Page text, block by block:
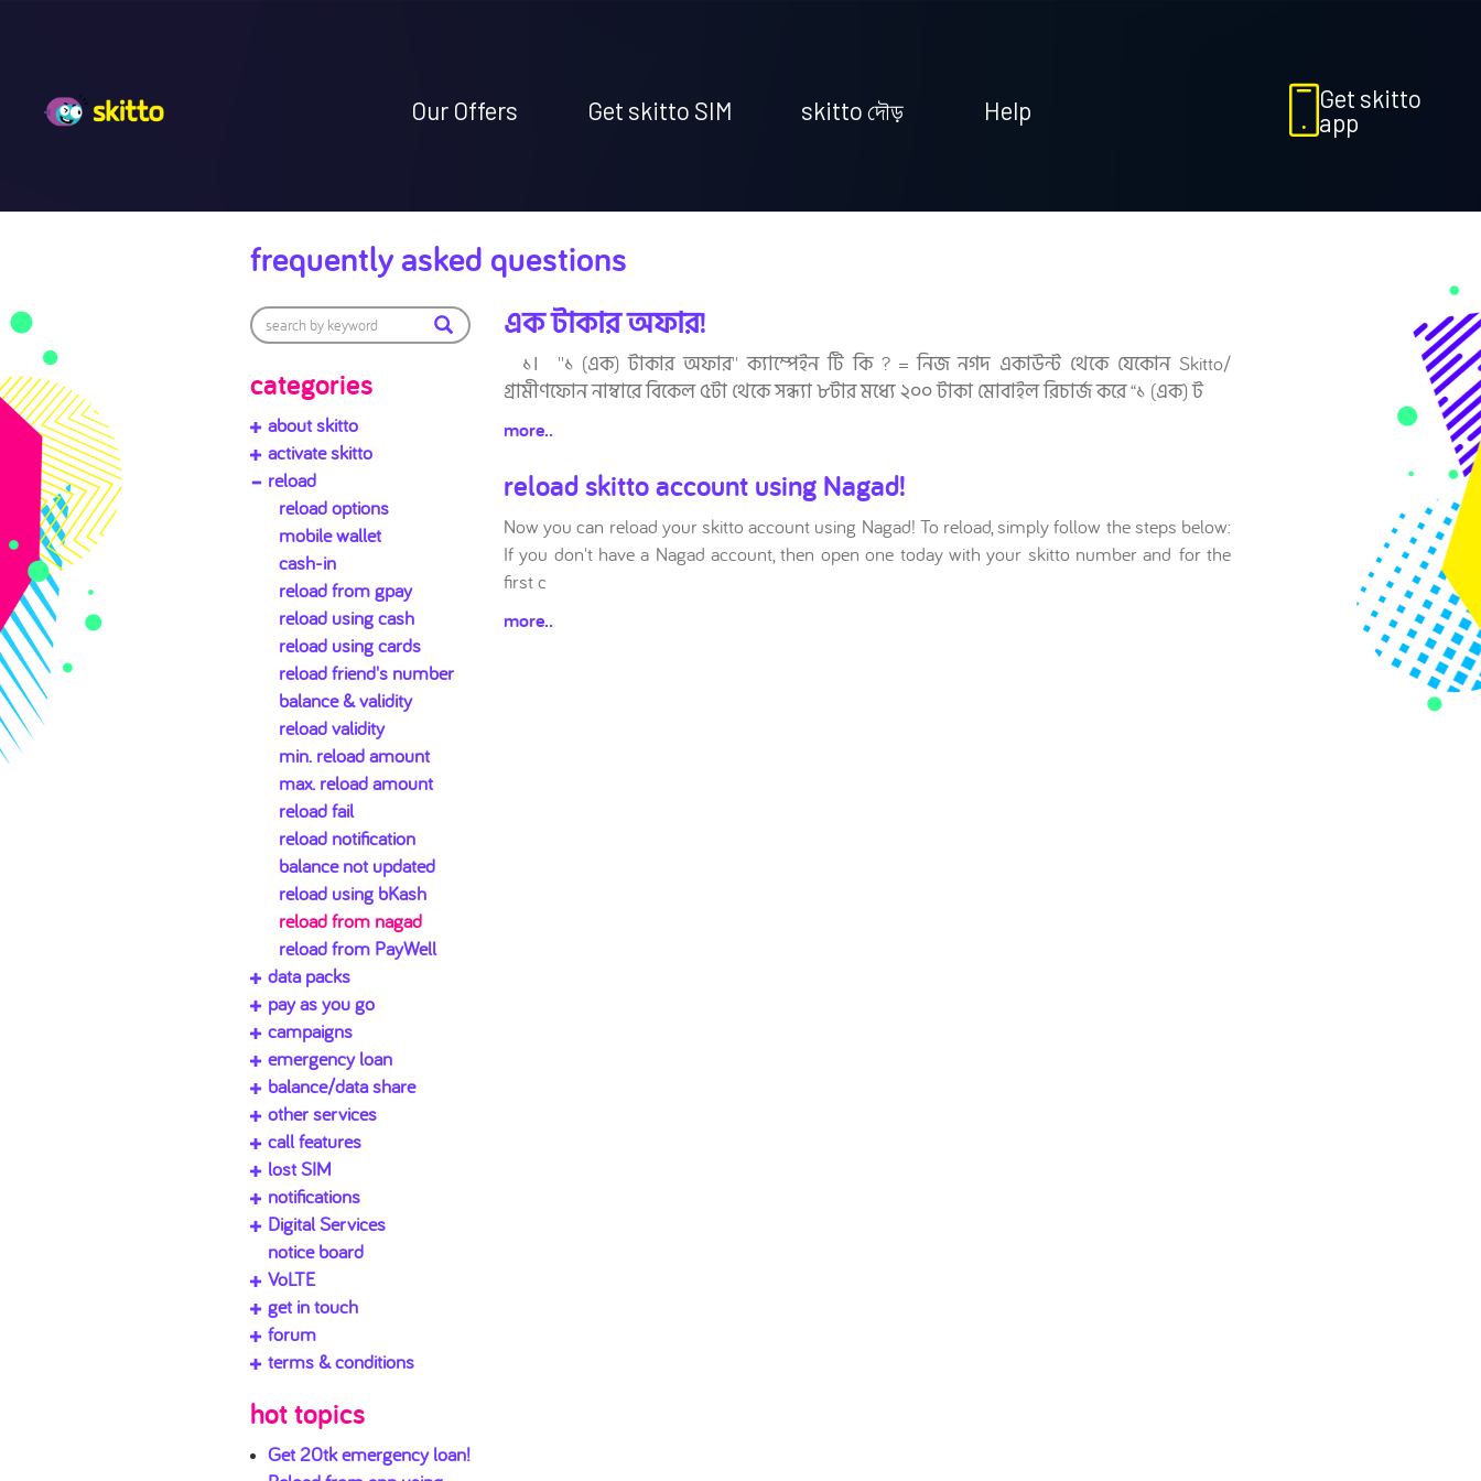
Our Offers Get skitto SIM skitto দৌড় Help
Get skitto
app
frequently asked questions
categories
about skitto
activate skitto
reload
reload options
mobile wallet
cash-in
reload from gpay
reload using cash
reload using cards
reload friend's number
balance & validity
reload validity
min. reload amount
max. reload amount
reload fail
reload notification
balance not updated
reload using bKash
reload from nagad
reload from PayWell
data packs
pay as you go
campaigns
emergency loan
balance/data share
other services
call features
lost SIM
notifications
Digital Services
notice board
VoLTE
get in touch
forum
terms & conditions
hot topics
Get 20tk emergency loan!
এক টাকার অফার!
১। ''১ (এক) টাকার অফার'' ক্যাম্পেইন টি কি ? = নিজ নগদ একাউন্ট থেকে যেকোন Skitto/
গ্রামীণফোন নাম্বারে বিকেল ৫টা থেকে সন্ধ্যা ৮টার মধ্যে ২০০ টাকা মোবাইল রিচার্জ করে “১ (এক) ট
more..
reload skitto account using Nagad!
Now you can reload your skitto account using Nagad! To reload, simply follow the steps below:
If you don't have a Nagad account, then open one today with your skitto number and for the
first c
more..